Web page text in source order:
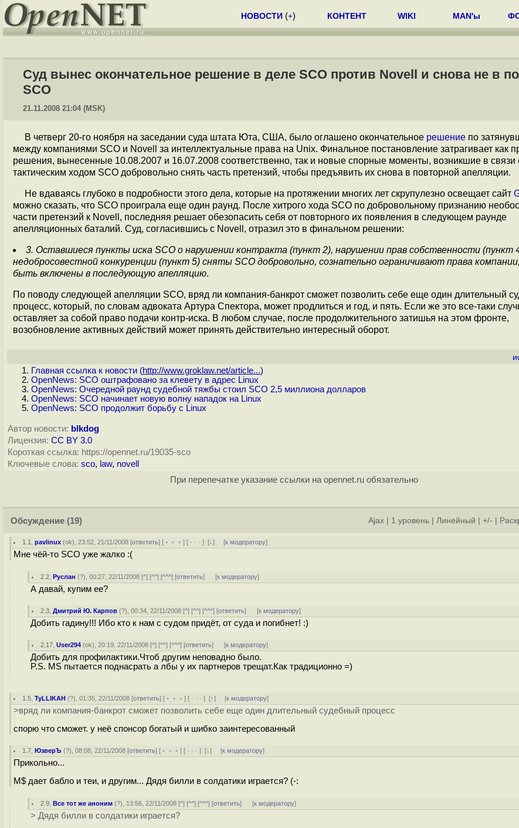
НОВОСТИ (+) КОНТЕНТ WIKI MAN'ы
Суд вынес окончательное решение в деле SCO против Novell и снова не в
SCO
21.11.2008 21:04 (MSK)
В четверг 20-го ноября на заседании суда штата Юта, США, было оглашено окончательное решение по
между компаниями SCO и Novell за интеллектуальные права на Unix. Финальное постановление затрагивает как
решения, вынесенные 10.08.2007 и 16.07.2008 соответственно, так и новые спорные моменты, возникшие в связи
тактическим ходом SCO добровольно снять часть претензий, чтобы предъявить их снова в повторной апелляции.
Не вдаваясь глубоко в подробности этого дела, которые на протяжении многих лет скрупулезно освещает сайт
можно сказать, что SCO проиграла еще один раунд. После хитрого хода SCO по добровольному признанию
части претензий к Novell, последняя решает обезопасить себя от повторного их появления в следующем раунде
апелляционных баталий. Суд, согласившись с Novell, отразил это в финальном решении:
3. Оставшиеся пункты иска SCO о нарушении контракта (пункт 2), нарушении прав собственности (пункт
недобросовестной конкуренции (пункт 5) сняты SCO добровольно, сознательно ограничивают права
быть включены в последующую апелляцию.
По поводу следующей апелляции SCO, вряд ли компания-банкрот сможет позволить себе еще один длительный
процесс, который, по словам адвоката Артура Спектора, может продлиться и год, и пять. Если же это все-таки
оставляет за собой право подачи контр-иска. В любом случае, после продолжительного затишья на этом фронте,
возобновление активных действий может принять действительно интересный оборот.
Главная ссылка к новости (http://www.groklaw.net/article...)
OpenNews: SCO оштрафовано за клевету в адрес Linux
OpenNews: Очередной раунд судебной тяжбы стоил SCO 2,5 миллиона долларов
OpenNews: SCO начинает новую волну нападок на Linux
OpenNews: SCO продолжит борьбу с Linux
Автор новости: blkdog
Лицензия: CC BY 3.0
Короткая ссылка: https://opennet.ru/19035-sco
Ключевые слова: sco, law, novell
При перепечатке указание ссылки на opennet.ru обязательно
Обсуждение (19) Ajax 1 уровень Линейный +/-
1.1 ,pavlinux (ok), 23:52, 21/11/2008 [ответить] [ ﹢﹢﹢] [ · · ·][↓] [к модератору]
Мне чёй-то SCO уже жалко :(
2.2 ,Руслан (?), 00:27, 22/11/2008 [^] [^^] [^^^] [ответить] [к модератору]
А давай, купим ее?
2.3 ,Дмитрий Ю. Карпов (?), 00:34, 22/11/2008 [^] [^^] [^^^] [ответить] [к модератору]
Добить гадину!!! Ибо кто к нам с судом придёт, от суда и погибнет! :)
2.17 ,User294 (ok), 20:19, 22/11/2008 [^] [^^] [^^^] [ответить] [к модератору]
Добить для профилактики.Чтоб другим неповадно было.
P.S. MS пытается поднасрать а лбы у их партнеров трещат.Как традиционно =)
1.5 ,TyLLIKAH (?), 01:35, 22/11/2008 [ответить] [ ﹢﹢﹢] [ · · ·][↑] [к модератору]
>вряд ли компания-банкрот сможет позволить себе еще один длительный судебный процесс
спорю что сможет. у неё спонсор богатый и шибко заинтересованный
1.7 ,ЮзверЪ (?), 08:08, 22/11/2008 [ответить] [ ﹢﹢﹢] [ · · ·][↓] [к модератору]
Прикольно...
M$ дает бабло и теи, и другим... Дядя билли в солдатики играется? (-:
2.9 ,Все тот же аноним (?), 13:56, 22/11/2008 [^] [^^] [^^^] [ответить] [к модератору]
> Дядя билли в солдатики играется?